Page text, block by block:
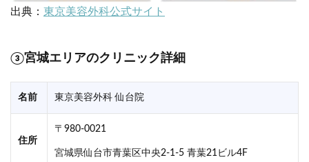
出典： 東京美容外科公式サイト
③宮城エリアのクリニック詳細
名前 東京美容外科 仙台院
住所
〒980-0021
宮城県仙台市青葉区中央2-1-5 青葉21ビル4F